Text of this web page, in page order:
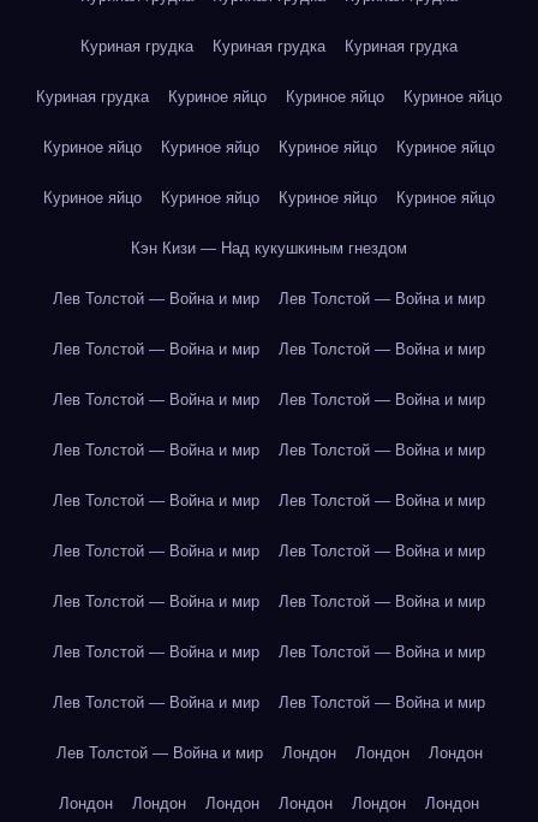
Куриная грудка Куриная грудка Куриная грудка
Куриная грудка Куриное яйцо Куриное яйцо Куриное яйцо
Куриное яйцо Куриное яйцо Куриное яйцо Куриное яйцо
Куриное яйцо Куриное яйцо Куриное яйцо Куриное яйцо
Кэн Кизи — Над кукушкиным гнездом
Лев Толстой — Война и мир Лев Толстой — Война и мир
Лев Толстой — Война и мир Лев Толстой — Война и мир
Лев Толстой — Война и мир Лев Толстой — Война и мир
Лев Толстой — Война и мир Лев Толстой — Война и мир
Лев Толстой — Война и мир Лев Толстой — Война и мир
Лев Толстой — Война и мир Лев Толстой — Война и мир
Лев Толстой — Война и мир Лев Толстой — Война и мир
Лев Толстой — Война и мир Лев Толстой — Война и мир
Лев Толстой — Война и мир Лев Толстой — Война и мир
Лев Толстой — Война и мир Лондон Лондон Лондон
Лондон Лондон Лондон Лондон Лондон Лондон